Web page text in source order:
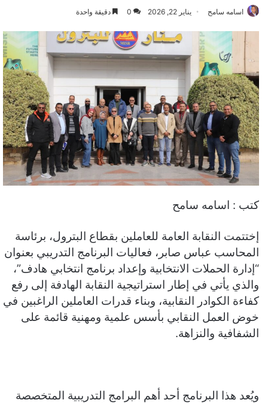
اسامه سامح يناير 22, 2026 0 دقيقة واحدة
كتب : اسامه سامح
إختتمت النقابة العامة للعاملين بقطاع البترول، برئاسة
المحاسب عباس صابر، فعاليات البرنامج التدريبي بعنوان
“إدارة الحملات الانتخابية وإعداد برنامج انتخابي هادف”،
والذي يأتي في إطار استراتيجية النقابة الهادفة إلى رفع
كفاءة الكوادر النقابية، وبناء قدرات العاملين الراغبين في
خوض العمل النقابي بأسس علمية ومهنية قائمة على
الشفافية والنزاهة.
ويُعد هذا البرنامج أحد أهم البرامج التدريبية المتخصصة